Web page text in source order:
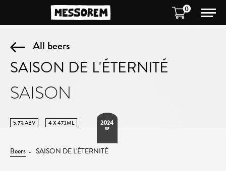
0
All beers
SAISON DE L'ÉTERNITÉ
SAISON
5.7% ABV 4 X 473ML 2024
RIP
Beers SAISON DE L'ÉTERNITÉ